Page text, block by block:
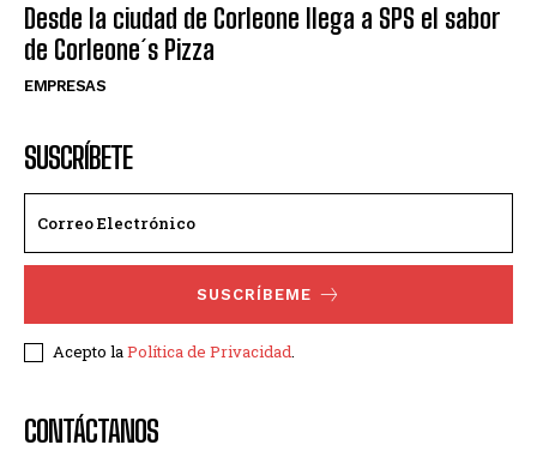
Desde la ciudad de Corleone llega a SPS el sabor
de Corleone´s Pizza
EMPRESAS
SUSCRÍBETE
SUSCRÍBEME
Acepto laPolítica de Privacidad.
CONTÁCTANOS